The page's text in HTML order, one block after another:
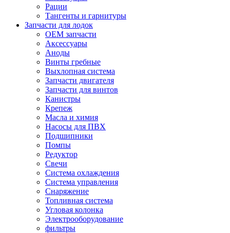
Рации
Тангенты и гарнитуры
Запчасти для лодок
OEM запчасти
Аксессуары
Аноды
Винты гребные
Выхлопная система
Запчасти двигателя
Запчасти для винтов
Канистры
Крепеж
Масла и химия
Насосы для ПВХ
Подшипники
Помпы
Редуктор
Свечи
Система охлаждения
Система управления
Снаряжение
Топливная система
Угловая колонка
Электрооборудование
фильтры